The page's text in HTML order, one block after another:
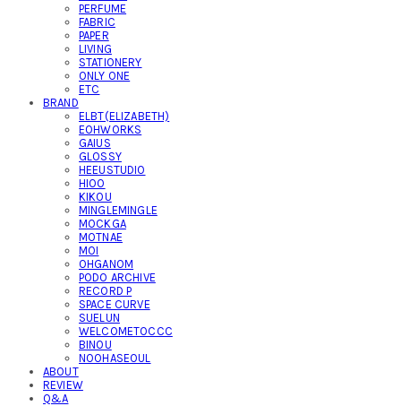
PERFUME
FABRIC
PAPER
LIVING
STATIONERY
ONLY ONE
ETC
BRAND
ELBT(ELIZABETH)
EOHWORKS
GAIUS
GLOSSY
HEEUSTUDIO
HIOO
KIKOU
MINGLEMINGLE
MOCKGA
MOTNAE
MOI
OHGANOM
PODO ARCHIVE
RECORD P
SPACE CURVE
SUELUN
WELCOMETOCCC
BINOU
NOOHASEOUL
ABOUT
REVIEW
Q&A